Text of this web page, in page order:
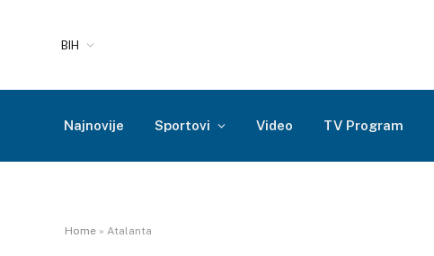
BIH
Najnovije Sportovi Video TV Program
Home » Atalanta